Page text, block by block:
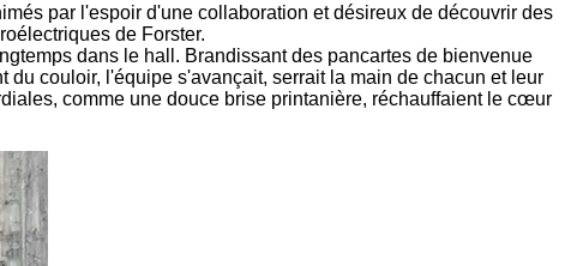
par l'espoir d'une collaboration et désireux de découvrir des
de Forster.
dans le hall. Brandissant des pancartes de bienvenue
couloir, l'équipe s'avançait, serrait la main de chacun et leur
comme une douce brise printanière, réchauffaient le cœur